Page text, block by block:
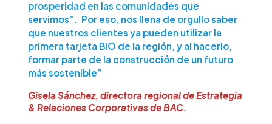
prosperidad en las comunidades que
servimos”. Por eso, nos llena de orgullo saber
que nuestros clientes ya pueden utilizar la
primera tarjeta BIO de la región, y al hacerlo,
formar parte de la construcción de un futuro
más sostenible”
Gisela Sánchez, directora regional de Estrategia
& Relaciones Corporativas de BAC.